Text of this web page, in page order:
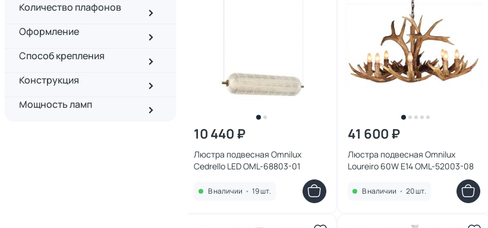
Количество плафонов
Оформление
Способ крепления
Конструкция
Мощность ламп
10 440 ₽
Люстра подвесная Omnilux
Cedrello LED OML-68803-01
В наличии • 19 шт.
41 600 ₽
Люстра подвесная Omnilux
Loureiro 60W E14 OML-52003-08
В наличии • 20 шт.